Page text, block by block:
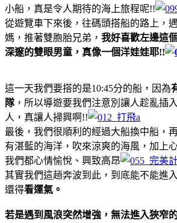
小船，真是令人期待的海上旅程呢!!
從遊覽車下來後，往碼頭搭船的路上，
媽，推著雙胞胎兄弟， 我好喜歡左邊這
深邃的雙眼男童，真像一個洋娃娃耶!!
這一天我們要搭的是10:45分的船，因為
隊，所以導遊要我們注意別讓人趁亂插
人，真讓人掃興啊!!
最後，我們很順利的經過大船換中船，
有湛藍的海洋，吹來涼爽的海風，加上
我們都心情愉悅、興致高昂
其實我們這趟奔波到此，到底能不能進
還得看運氣。
若是遇到風浪突然增強，無法進入狹窄